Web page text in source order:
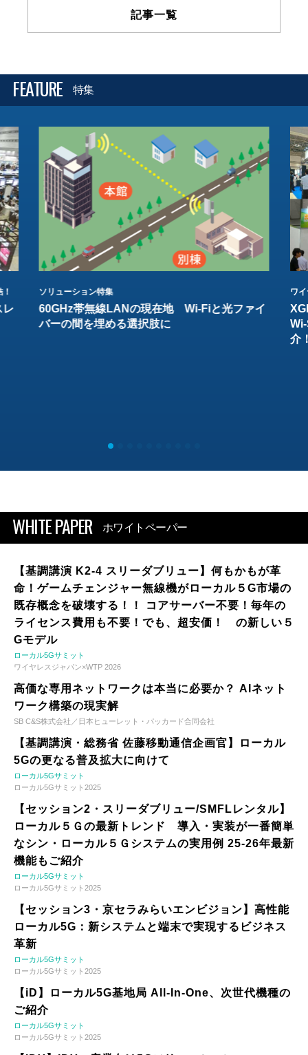
記事一覧
FEATURE 特集
レ
ソリューション特集
60GHz帯無線LANの現在地 Wi-Fiと光ファイ
バーの間を埋める選択肢に
ワ
介
WHITE PAPER ホワイトペーパー
【基調講演 K2-4 スリーダブリュー】何もかもが革
命！ゲームチェンジャー無線機がローカル５G市場の
既存概念を破壊する！！ コアサーバー不要！毎年の
ライセンス費用も不要！でも、超安価！ の新しい５
Gモデル
ローカル5Gサミット
ワイヤレスジャパン×WTP 2026
高価な専用ネットワークは本当に必要か？ AIネット
ワーク構築の現実解
SB C&S株式会社／日本ヒューレット・パッカード合同会社
【基調講演・総務省 佐藤移動通信企画官】ローカル
5Gの更なる普及拡大に向けて
ローカル5Gサミット
ローカル5Gサミット2025
【セッション2・スリーダブリュー/SMFLレンタル】
ローカル５Ｇの最新トレンド 導入・実装が一番簡単
なシン・ローカル５Ｇシステムの実用例 25-26年最新
機能もご紹介
ローカル5Gサミット
ローカル5Gサミット2025
【セッション3・京セラみらいエンビジョン】高性能
ローカル5G：新システムと端末で実現するビジネス
革新
ローカル5Gサミット
ローカル5Gサミット2025
【iD】ローカル5G基地局 All-In-One、次世代機種の
ご紹介
ローカル5Gサミット
ローカル5Gサミット2025